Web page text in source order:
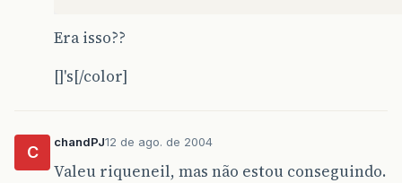
Era isso??
[]'s[/color]
C
chandPJ12 de ago. de 2004
Valeu riqueneil, mas não estou conseguindo.